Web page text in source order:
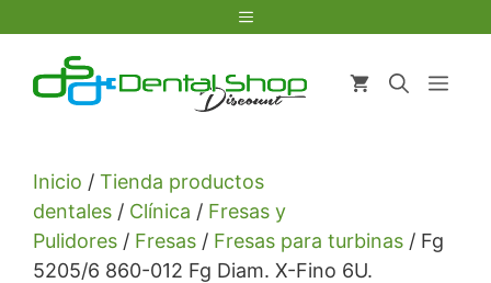
contenido
Menú
Inicio / Tienda productos
dentales / Clínica / Fresas y
Pulidores / Fresas / Fresas para turbinas / Fg
5205/6 860-012 Fg Diam. X-Fino 6U.